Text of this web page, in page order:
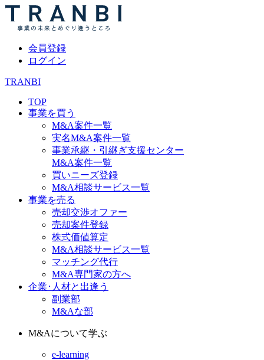
会員登録
ログイン
TRANBI
TOP
事業を買う
M&A案件一覧
実名M&A案件一覧
事業承継・引継ぎ支援センター
M&A案件一覧
買いニーズ登録
M&A相談サービス一覧
事業を売る
売却交渉オファー
売却案件登録
株式価値算定
M&A相談サービス一覧
マッチング代行
M&A専門家の方へ
企業･人材と出逢う
副業部
M&Aな部
M&Aについて学ぶ
e-learning